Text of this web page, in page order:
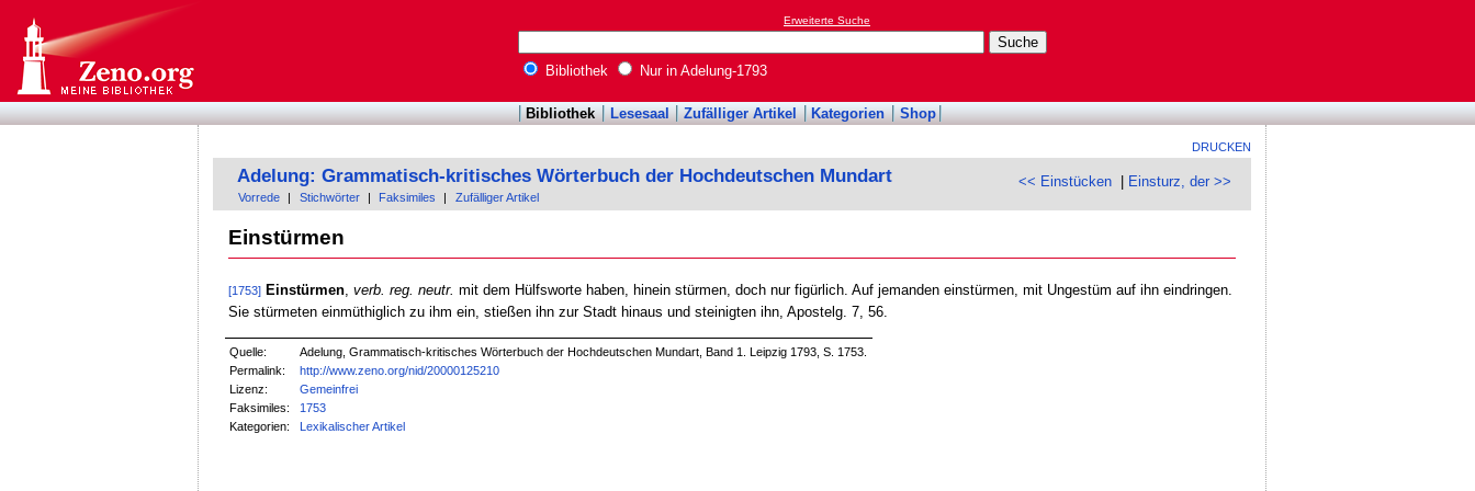
Erweiterte Suche
Bibliothek Nur in Adelung-1793
Bibliothek Lesesaal Zufälliger Artikel Kategorien Shop
DRUCKEN
<< Einstücken Einsturz, der >>
Adelung: Grammatisch-kritisches Wörterbuch der Hochdeutschen Mundart
Vorrede Stichwörter Faksimiles Zufälliger Artikel
Einstürmen
[1753] Einstürmen, verb. reg. neutr. mit dem Hülfsworte haben, hinein stürmen, doch nur figürlich. Auf jemanden einstürmen, mit Ungestüm auf ihn eindringen.
Sie stürmeten einmüthiglich zu ihm ein, stießen ihn zur Stadt hinaus und steinigten ihn, Apostelg. 7, 56.
Quelle:
Adelung, Grammatisch-kritisches Wörterbuch der Hochdeutschen Mundart, Band 1. Leipzig 1793, S. 1753.
Permalink:
http://www.zeno.org/nid/20000125210
Lizenz:
Gemeinfrei
Faksimiles:
1753
Kategorien:
Lexikalischer Artikel